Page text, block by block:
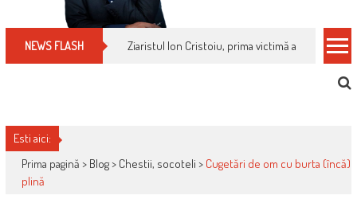
NEWS FLASH Cum îți schimbi, rapid, gratuit și eficient,
Esti aici:
Prima pagină > Blog> Chestii, socoteli > Cugetări de om cu burta (încă)
plină